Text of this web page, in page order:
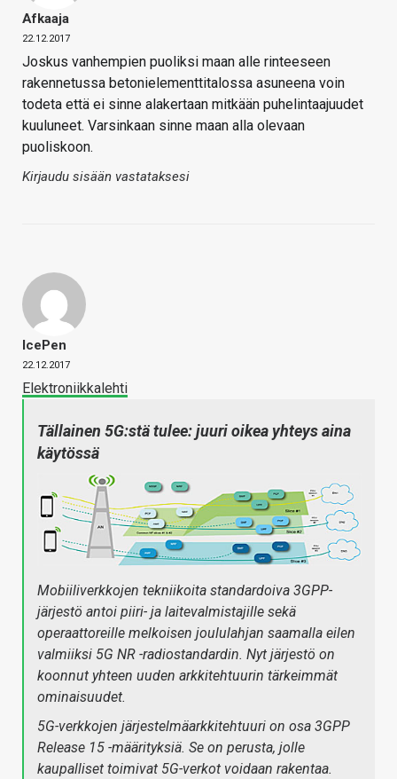
Afkaaja
22.12.2017
Joskus vanhempien puoliksi maan alle rinteeseen
rakennetussa betonielementtitalossa asuneena voin
todeta että ei sinne alakertaan mitkään puhelintaajuudet
kuuluneet. Varsinkaan sinne maan alla olevaan
puoliskoon.
Kirjaudu sisään vastataksesi
IcePen
22.12.2017
Elektroniikkalehti
Tällainen 5G:stä tulee: juuri oikea yhteys aina
käytössä
Mobiiliverkkojen tekniikoita standardoiva 3GPP-
järjestö antoi piiri- ja laitevalmistajille sekä
operaattoreille melkoisen joululahjan saamalla eilen
valmiiksi 5G NR -radiostandardin. Nyt järjestö on
koonnut yhteen uuden arkkitehtuurin tärkeimmät
ominaisuudet.
5G-verkkojen järjestelmäarkkitehtuuri on osa 3GPP
Release 15 -määrityksiä. Se on perusta, jolle
kaupalliset toimivat 5G-verkot voidaan rakentaa.